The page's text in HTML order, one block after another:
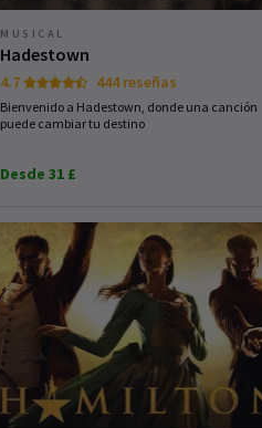
MUSICAL
Hadestown
4.7 444 reseñas
Bienvenido a Hadestown, donde una canción
puede cambiar tu destino
Desde 31 £